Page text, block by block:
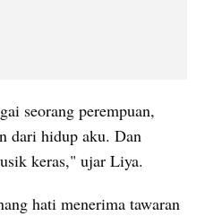
seorang perempuan,
dari hidup aku. Dan
keras," ujar Liya.
hati menerima tawaran